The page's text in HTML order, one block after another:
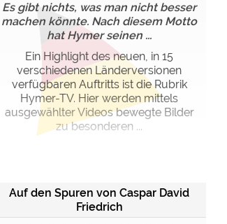
Es gibt nichts, was man nicht besser
machen könnte. Nach diesem Motto
hat Hymer seinen ...
Ein Highlight des neuen, in 15
verschiedenen Länderversionen
verfügbaren Auftritts ist die Rubrik
Hymer-TV. Hier werden mittels
ausgewählter Videos bewegte Bilder
zu besonderen ...
Auf den Spuren von Caspar David
Friedrich